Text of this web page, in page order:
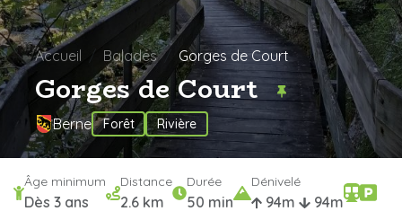
Accueil Balades Gorges de Court
Gorges de Court
Berne Forêt Rivière
Âge minimum
Dès 3 ans
Distance
2.6 km
Durée
50 min
Dénivelé
94m 94m